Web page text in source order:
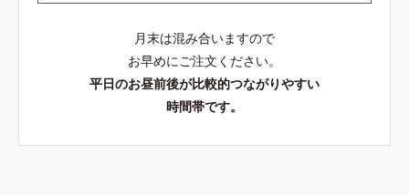
月末は混み合いますので
お早めにご注文ください。
平日のお昼前後が比較的つながりやすい
時間帯です。